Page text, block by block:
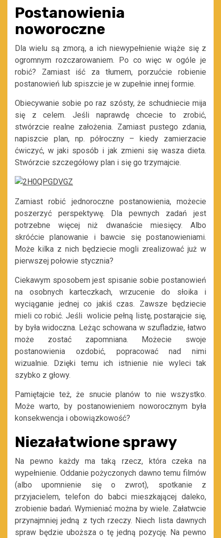
Postanowienia
noworoczne
Dla wielu są zmorą, a ich niewypełnienie wiąże się z
ogromnym rozczarowaniem. Po co więc w ogóle je
robić? Zamiast iść za tłumem, porzućcie robienie
postanowień lub spiszcie je w zupełnie innej formie.
Obiecywanie sobie po raz szósty, że schudniecie mija
się z celem. Jeśli naprawdę chcecie to zrobić,
stwórzcie realne założenia. Zamiast pustego zdania,
napiszcie plan, np. półroczny – kiedy zamierzacie
ćwiczyć, w jaki sposób i jak zmieni się wasza dieta.
Stwórzcie szczegółowy plan i się go trzymajcie.
Zamiast robić jednoroczne postanowienia, możecie
poszerzyć perspektywę. Dla pewnych zadań jest
potrzebne więcej niż dwanaście miesięcy. Albo
skróćcie planowanie i bawcie się postanowieniami.
Może kilka z nich będziecie mogli zrealizować już w
pierwszej połowie stycznia?
Ciekawym sposobem jest spisanie sobie postanowień
na osobnych karteczkach, wrzucenie do słoika i
wyciąganie jednej co jakiś czas. Zawsze będziecie
mieli co robić. Jeśli wolicie pełną listę, postarajcie się,
by była widoczna. Leżąc schowana w szufladzie, łatwo
może zostać zapomniana. Możecie swoje
postanowienia ozdobić, popracować nad nimi
wizualnie. Dzięki temu ich istnienie nie wyleci tak
szybko z głowy.
Pamiętajcie też, że snucie planów to nie wszystko.
Może warto, by postanowieniem noworocznym była
konsekwencja i obowiązkowość?
Niezałatwione sprawy
Na pewno każdy ma taką rzecz, która czeka na
wypełnienie. Oddanie pożyczonych dawno temu filmów
(albo upomnienie się o zwrot), spotkanie z
przyjacielem, telefon do babci mieszkającej daleko,
zrobienie badań. Wymieniać można by wiele. Załatwcie
przynajmniej jedną z tych rzeczy. Niech lista dawnych
spraw będzie uboższa o tę jedną pozycję. Na pewno